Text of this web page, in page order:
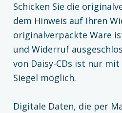
Schicken Sie die
dem Hinweis auf Ihren
originalverpackte Ware
und Widerruf
von Daisy-CDs ist nur
Siegel möglich.
Digitale Daten, die per